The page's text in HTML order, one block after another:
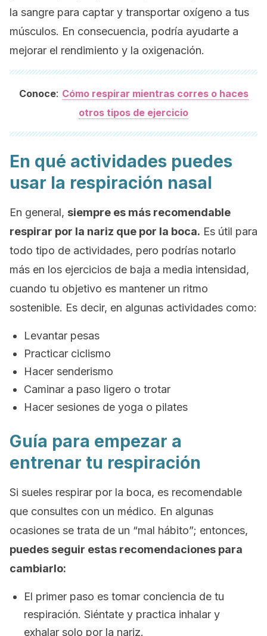
la sangre para captar y transportar oxígeno a tus
músculos. En consecuencia, podría ayudarte a
mejorar el rendimiento y la oxigenación.
Conoce: Cómo respirar mientras corres o haces
otros tipos de ejercicio
En qué actividades puedes
usar la respiración nasal
En general, siempre es más recomendable
respirar por la nariz que por la boca. Es útil para
todo tipo de actividades, pero podrías notarlo
más en los ejercicios de baja a media intensidad,
cuando tu objetivo es mantener un ritmo
sostenible. Es decir, en algunas actividades como:
Levantar pesas
Practicar ciclismo
Hacer senderismo
Caminar a paso ligero o trotar
Hacer sesiones de yoga o pilates
Guía para empezar a
entrenar tu respiración
Si sueles respirar por la boca, es recomendable
que consultes con un médico. En algunas
ocasiones se trata de un “mal hábito”; entonces,
puedes seguir estas recomendaciones para
cambiarlo:
El primer paso es tomar conciencia de tu
respiración. Siéntate y practica inhalar y
exhalar solo por la nariz.